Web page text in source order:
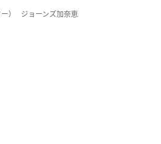
） ジョーンズ加奈恵